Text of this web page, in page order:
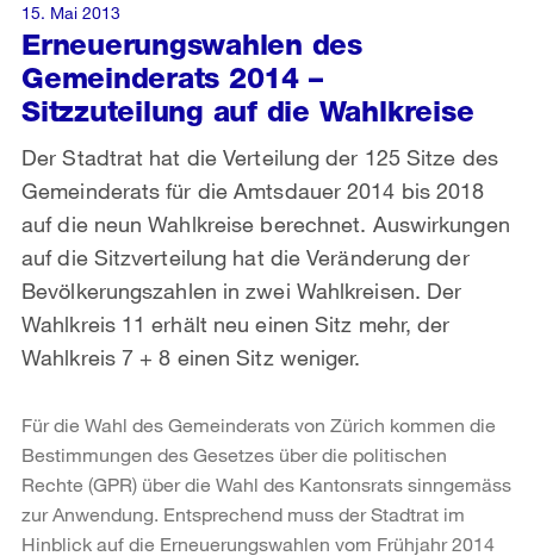
Erneuerungswahlen des
Gemeinderats 2014 –
Sitzzuteilung auf die Wahlkreise
Der Stadtrat hat die Verteilung der 125 Sitze des
Gemeinderats für die Amtsdauer 2014 bis 2018
auf die neun Wahlkreise berechnet. Auswirkungen
auf die Sitzverteilung hat die Veränderung der
Bevölkerungszahlen in zwei Wahlkreisen. Der
Wahlkreis 11 erhält neu einen Sitz mehr, der
Wahlkreis 7 + 8 einen Sitz weniger.
15. Mai 2013
Für die Wahl des Gemeinderats von Zürich kommen die
Bestimmungen des Gesetzes über die politischen
Rechte (GPR) über die Wahl des Kantonsrats sinngemäss
zur Anwendung. Entsprechend muss der Stadtrat im
Hinblick auf die Erneuerungswahlen vom Frühjahr 2014